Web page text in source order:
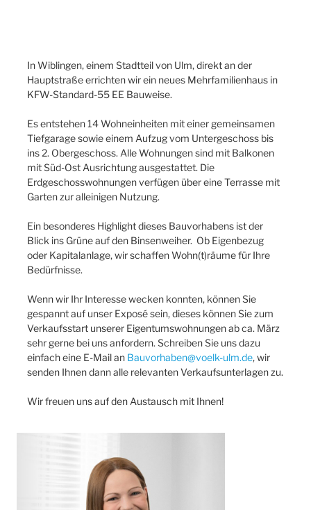
In Wiblingen, einem Stadtteil von Ulm, direkt an der
Hauptstraße errichten wir ein neues Mehrfamilienhaus in
KFW-Standard-55 EE Bauweise.
Es entstehen 14 Wohneinheiten mit einer gemeinsamen
Tiefgarage sowie einem Aufzug vom Untergeschoss bis
ins 2. Obergeschoss. Alle Wohnungen sind mit Balkonen
mit Süd-Ost Ausrichtung ausgestattet. Die
Erdgeschosswohnungen verfügen über eine Terrasse mit
Garten zur alleinigen Nutzung.
Ein besonderes Highlight dieses Bauvorhabens ist der
Blick ins Grüne auf den Binsenweiher. Ob Eigenbezug
oder Kapitalanlage, wir schaffen Wohn(t)räume für Ihre
Bedürfnisse.
Wenn wir Ihr Interesse wecken konnten, können Sie
gespannt auf unser Exposé sein, dieses können Sie zum
Verkaufsstart unserer Eigentumswohnungen ab ca. März
sehr gerne bei uns anfordern. Schreiben Sie uns dazu
einfach eine E-Mail an Bauvorhaben@voelk-ulm.de, wir
senden Ihnen dann alle relevanten Verkaufsunterlagen zu.
Wir freuen uns auf den Austausch mit Ihnen!